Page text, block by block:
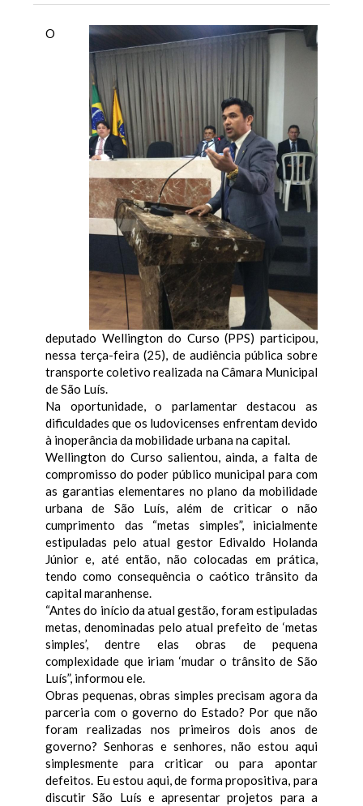
O
deputado Wellington do Curso (PPS) participou,
nessa terça-feira (25), de audiência pública sobre
transporte coletivo realizada na Câmara Municipal
de São Luís.
Na oportunidade, o parlamentar destacou as
dificuldades que os ludovicenses enfrentam devido
à inoperância da mobilidade urbana na capital.
Wellington do Curso salientou, ainda, a falta de
compromisso do poder público municipal para com
as garantias elementares no plano da mobilidade
urbana de São Luís, além de criticar o não
cumprimento das “metas simples”, inicialmente
estipuladas pelo atual gestor Edivaldo Holanda
Júnior e, até então, não colocadas em prática,
tendo como consequência o caótico trânsito da
capital maranhense.
“Antes do início da atual gestão, foram estipuladas
metas, denominadas pelo atual prefeito de ‘metas
simples’, dentre elas obras de pequena
complexidade que iriam ‘mudar o trânsito de São
Luís”, informou ele.
Obras pequenas, obras simples precisam agora da
parceria com o governo do Estado? Por que não
foram realizadas nos primeiros dois anos de
governo? Senhoras e senhores, não estou aqui
simplesmente para criticar ou para apontar
defeitos. Eu estou aqui, de forma propositiva, para
discutir São Luís e apresentar projetos para a